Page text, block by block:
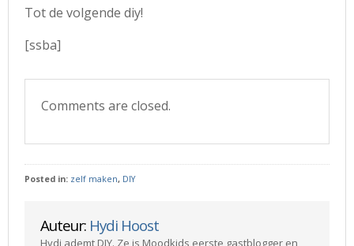
Tot de volgende diy!
[ssba]
Comments are closed.
Posted in: zelf maken, DIY
Auteur: Hydi Hoost
Hydi ademt DIY. Ze is Moodkids eerste gastblogger en